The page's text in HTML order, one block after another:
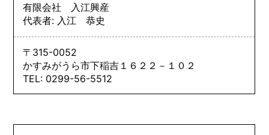
有限会社 入江興産
代表者: 入江 恭史
〒315-0052
かすみがうら市下稲吉１６２２－１０２
TEL: 0299-56-5512